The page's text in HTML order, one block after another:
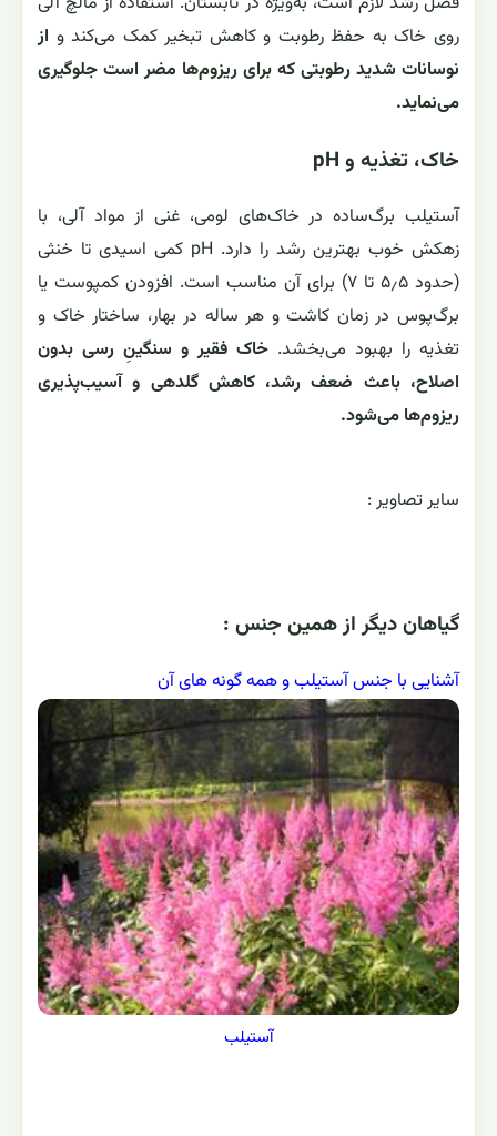
روی خاک به حفظ رطوبت و کاهش تبخیر کمک می‌کند و از
نوسانات شدید رطوبتی که برای ریزوم‌ها مضر است جلوگیری
می‌نماید.
خاک، تغذیه و pH
آستیلب برگ‌ساده در خاک‌های لومی، غنی از مواد آلی، با
زهکش خوب بهترین رشد را دارد. pH کمی اسیدی تا خنثی
(حدود ۵٫۵ تا ۷) برای آن مناسب است. افزودن کمپوست یا
برگ‌پوس در زمان کاشت و هر ساله در بهار، ساختار خاک و
تغذیه را بهبود می‌بخشد. خاک فقیر و سنگینِ رسی بدون
اصلاح، باعث ضعف رشد، کاهش گلدهی و آسیب‌پذیری
ریزوم‌ها می‌شود.
ساير تصاوير :
گياهان ديگر از همين جنس :
آشنایی با جنس آستیلب و همه گونه های آن
آستیلب